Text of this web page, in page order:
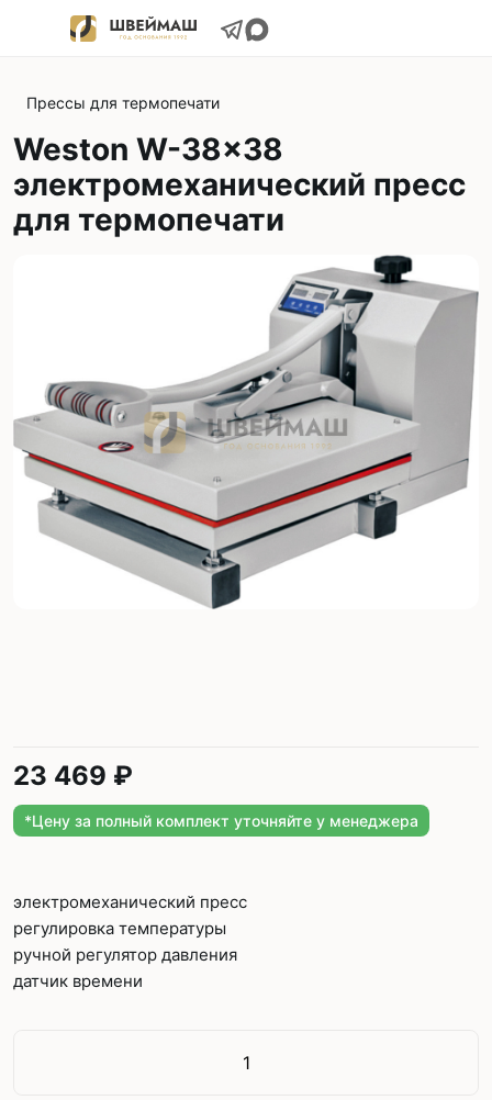
Прессы для термопечати
Weston W-38x38
электромеханический пресс
для термопечати
23 469 ₽
*Цену за полный комплект уточняйте у менеджера
электромеханический пресс
регулировка температуры
ручной регулятор давления
датчик времени